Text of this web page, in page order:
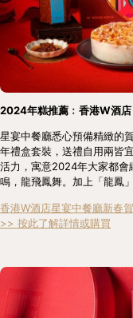
2024年糕推薦﹕香港W酒店
星宴中餐廳悉心預備精緻的
年禮盒套裝，送禮自用兩皆
活力，寓意2024年大家都會
鳴，龍飛鳳舞。加上「龍鳳
香港W酒店星宴中餐廳新春
>> 按此了解詳情或購買